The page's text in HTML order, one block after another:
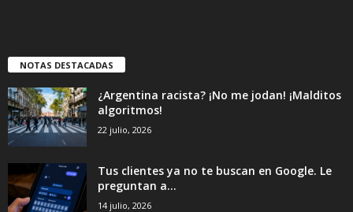
NOTAS DESTACADAS
¿Argentina racista? ¡No me jodan! ¡Malditos
algoritmos!
22 julio, 2026
Tus clientes ya no te buscan en Google. Le
preguntan a...
14 julio, 2026